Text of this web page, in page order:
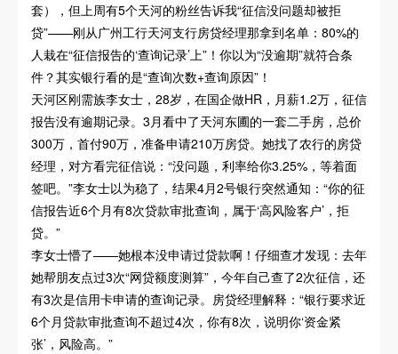
套），但上周有5个天河的粉丝告诉我“征信没问题却被拒
贷”——刚从广州工行天河支行房贷经理那拿到名单：80%的
人栽在“征信报告的‘查询记录’上”！你以为“没逾期”就符合条
件？其实银行看的是“查询次数+查询原因”！
天河区刚需族李女士，28岁，在国企做HR，月薪1.2万，征信
报告没有逾期记录。3月看中了天河东圃的一套二手房，总价
300万，首付90万，准备申请210万房贷。她找了农行的房贷
经理，对方看完征信说：“没问题，利率给你3.25%，等着面
签吧。”李女士以为稳了，结果4月2号银行突然通知：“你的征
信报告近6个月有8次贷款审批查询，属于‘高风险客户’，拒
贷。”
李女士懵了——她根本没申请过贷款啊！仔细查才发现：去年
她帮朋友点过3次“网贷额度测算”，今年自己查了2次征信，还
有3次是信用卡申请的查询记录。房贷经理解释：“银行要求近
6个月贷款审批查询不超过4次，你有8次，说明你‘资金紧
张’，风险高。”